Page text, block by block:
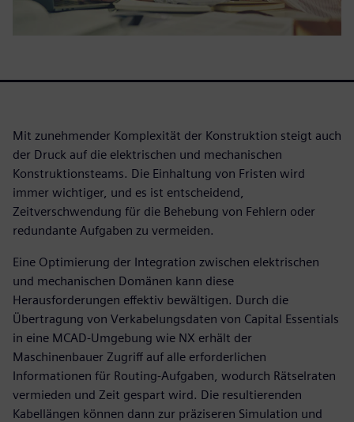
Mit zunehmender Komplexität der Konstruktion steigt auch
der Druck auf die elektrischen und mechanischen
Konstruktionsteams. Die Einhaltung von Fristen wird
immer wichtiger, und es ist entscheidend,
Zeitverschwendung für die Behebung von Fehlern oder
redundante Aufgaben zu vermeiden.
Eine Optimierung der Integration zwischen elektrischen
und mechanischen Domänen kann diese
Herausforderungen effektiv bewältigen. Durch die
Übertragung von Verkabelungsdaten von Capital Essentials
in eine MCAD-Umgebung wie NX erhält der
Maschinenbauer Zugriff auf alle erforderlichen
Informationen für Routing-Aufgaben, wodurch Rätselraten
vermieden und Zeit gespart wird. Die resultierenden
Kabellängen können dann zur präziseren Simulation und